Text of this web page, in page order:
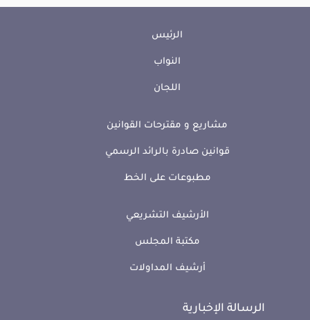
الرئيس
النواب
اللجان
مشاريع و مقترحات القوانين
قوانين صادرة بالرائد الرسمي
مطبوعات على الخط
الأرشيف التشريعي
مكتبة المجلس
أرشيف المداولات
الرسالة الإخبارية